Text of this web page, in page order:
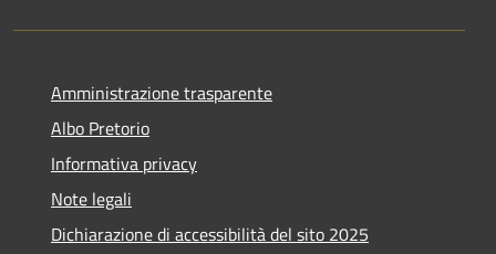
Amministrazione trasparente
Albo Pretorio
Informativa privacy
Note legali
Dichiarazione di accessibilità del sito 2025